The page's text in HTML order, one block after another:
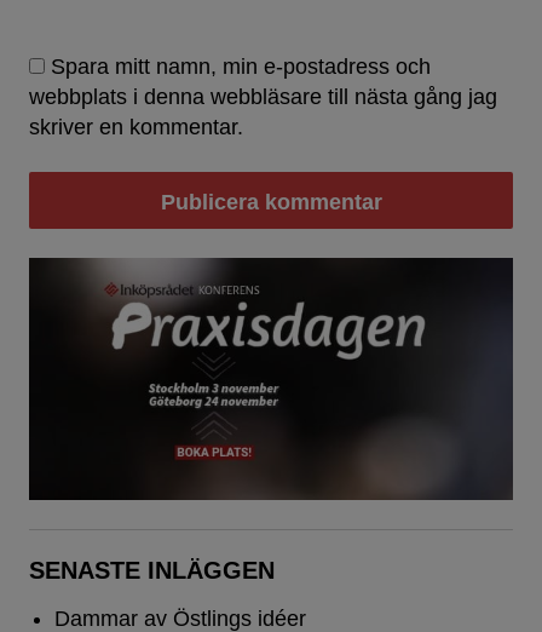
Spara mitt namn, min e-postadress och
webbplats i denna webbläsare till nästa gång jag
skriver en kommentar.
SENASTE INLÄGGEN
Dammar av Östlings idéer